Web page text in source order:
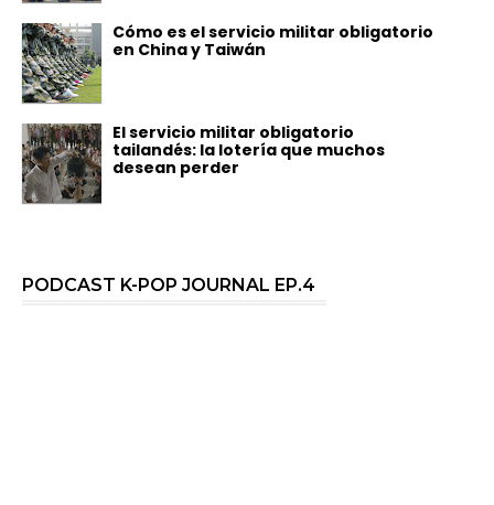
Cómo es el servicio militar obligatorio
en China y Taiwán
El servicio militar obligatorio
tailandés: la lotería que muchos
desean perder
PODCAST K-POP JOURNAL EP.4